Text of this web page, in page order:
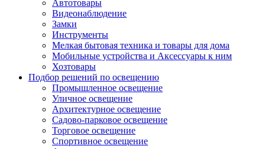
Автотовары
Видеонаблюдение
Замки
Инструменты
Мелкая бытовая техника и товары для дома
Мобильные устройства и Аксессуары к ним
Хозтовары
Подбор решений по освещению
Промышленное освещение
Уличное освещение
Архитектурное освещение
Садово-парковое освещение
Торговое освещение
Спортивное освещение